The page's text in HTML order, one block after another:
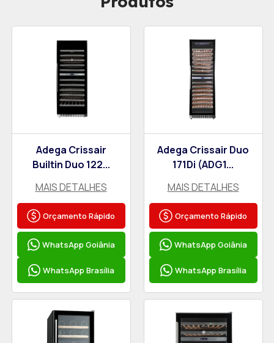
Adega Crissair
Builtin Duo 122...
MAIS DETALHES
Orçamento Rápido
WhatsApp Goiânia
WhatsApp Brasília
Adega Crissair Duo
171Di (ADG1...
MAIS DETALHES
Orçamento Rápido
WhatsApp Goiânia
WhatsApp Brasília